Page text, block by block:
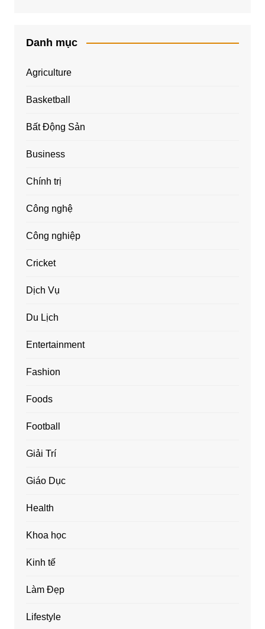
Danh mục
Agriculture
Basketball
Bất Động Sản
Business
Chính trị
Công nghệ
Công nghiệp
Cricket
Dịch Vụ
Du Lịch
Entertainment
Fashion
Foods
Football
Giải Trí
Giáo Dục
Health
Khoa học
Kinh tế
Làm Đẹp
Lifestyle